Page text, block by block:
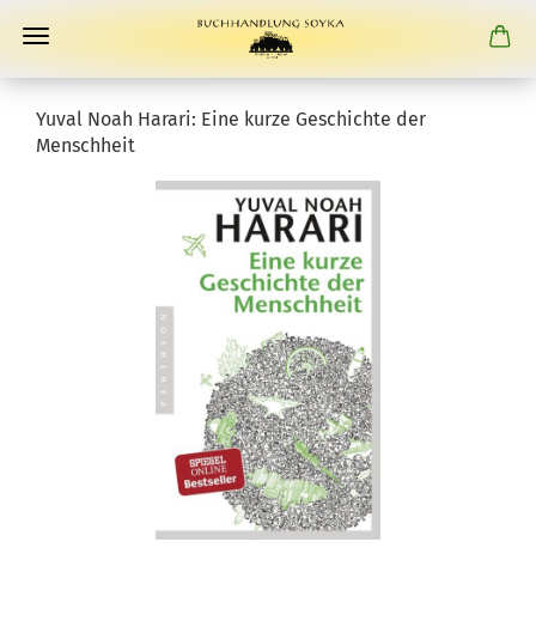
Yuval Noah Harari: Eine kurze Geschichte der
Menschheit